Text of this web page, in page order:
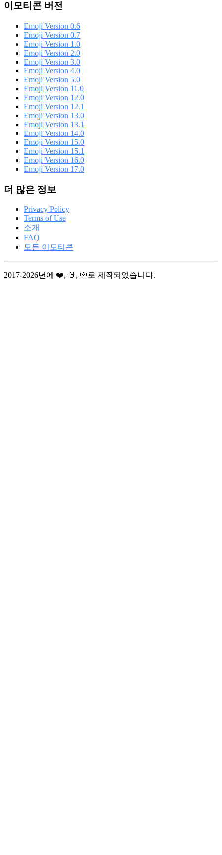
이모티콘 버전
Emoji Version 0.6
Emoji Version 0.7
Emoji Version 1.0
Emoji Version 2.0
Emoji Version 3.0
Emoji Version 4.0
Emoji Version 5.0
Emoji Version 11.0
Emoji Version 12.0
Emoji Version 12.1
Emoji Version 13.0
Emoji Version 13.1
Emoji Version 14.0
Emoji Version 15.0
Emoji Version 15.1
Emoji Version 16.0
Emoji Version 17.0
더 많은 정보
Privacy Policy
Terms of Use
소개
FAQ
모든 이모티콘
2017-2026년에 ❤️, 🥛, 🐹로 제작되었습니다.